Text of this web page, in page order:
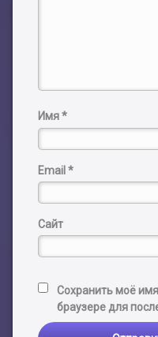
Имя*
Email*
Сайт
Сохранить моё
браузере для